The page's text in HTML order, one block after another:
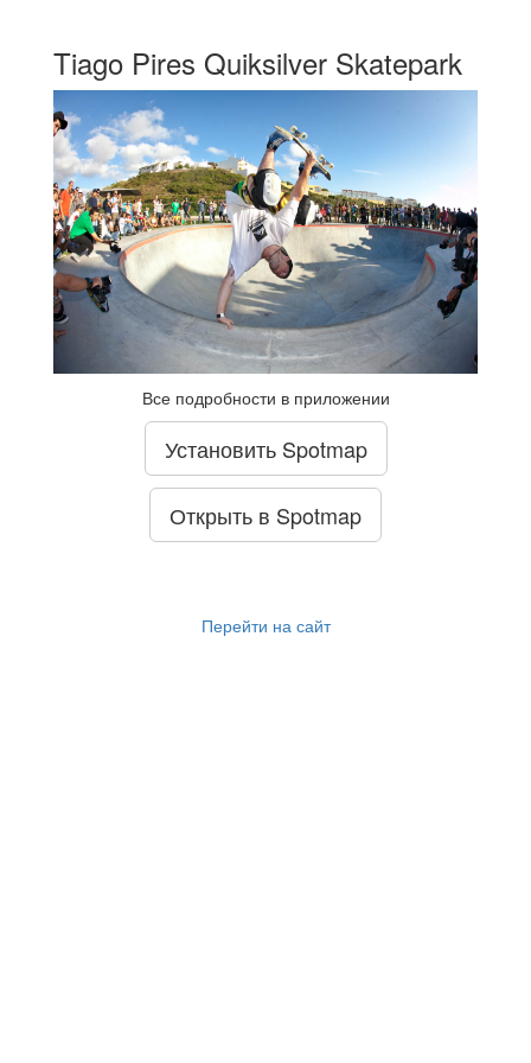
Tiago Pires Quiksilver Skatepark
Все подробности в приложении
Установить Spotmap
Открыть в Spotmap
Перейти на сайт